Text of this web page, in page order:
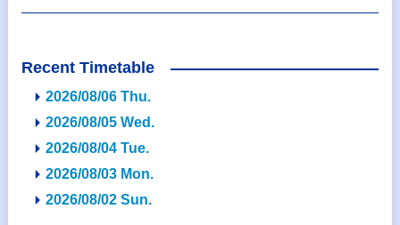
Recent Timetable
2026/08/06 Thu.
2026/08/05 Wed.
2026/08/04 Tue.
2026/08/03 Mon.
2026/08/02 Sun.